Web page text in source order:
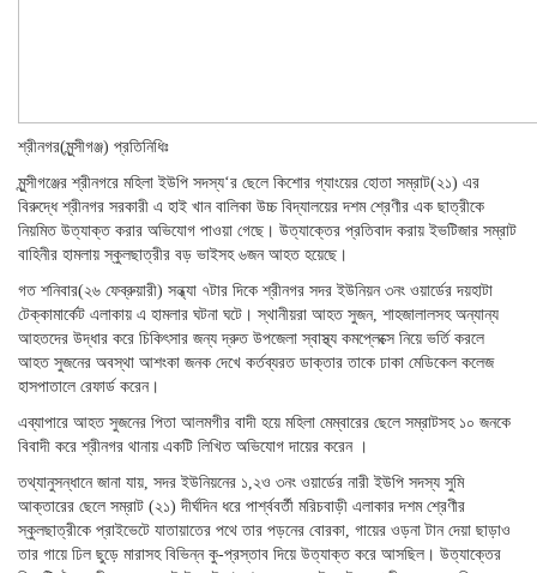
শ্রীনগর(মুন্সীগঞ্জ) প্রতিনিধিঃ
মুন্সীগঞ্জের শ্রীনগরে মহিলা ইউপি সদস্য‘র ছেলে কিশোর গ্যাংয়ের হোতা সম্রাট(২১) এর
বিরুদ্ধে শ্রীনগর সরকারী এ হাই খান বালিকা উচ্চ বিদ্যালয়ের দশম শ্রেণীর এক ছাত্রীকে
নিয়মিত উত্যাক্ত করার অভিযোগ পাওয়া গেছে। উত্যাক্তের প্রতিবাদ করায় ইভটিজার সম্রাট
বাহিনীর হামলায় স্কুলছাত্রীর বড় ভাইসহ ৬জন আহত হয়েছে।
গত শনিবার(২৬ ফেব্রুয়ারী) সন্ধ্যা ৭টার দিকে শ্রীনগর সদর ইউনিয়ন ৩নং ওয়ার্ডের দয়হাটা
টেক্কামার্কেট এলাকায় এ হামলার ঘটনা ঘটে। স্থানীয়রা আহত সুজন, শাহজালালসহ অন্যান্য
আহতদের উদ্ধার করে চিকিৎসার জন্য দ্রুত উপজেলা স্বাস্থ্য কমপ্লেক্সে নিয়ে ভর্তি করলে
আহত সুজনের অবস্থা আশংকা জনক দেখে কর্তব্যরত ডাক্তার তাকে ঢাকা মেডিকেল কলেজ
হাসপাতালে রেফার্ড করেন।
এব্যাপারে আহত সুজনের পিতা আলমগীর বাদী হয়ে মহিলা মেম্বারের ছেলে সম্রাটসহ ১০ জনকে
বিবাদী করে শ্রীনগর থানায় একটি লিখিত অভিযোগ দায়ের করেন ।
তথ্যানুসন্ধানে জানা যায়, সদর ইউনিয়নের ১,২ও ৩নং ওয়ার্ডের নারী ইউপি সদস্য সুমি
আক্তারের ছেলে সম্রাট (২১) দীর্ঘদিন ধরে পার্শ্ববর্তী মরিচবাড়ী এলাকার দশম শ্রেণীর
স্কুলছাত্রীকে প্রাইভেটে যাতায়াতের পথে তার পড়নের বোরকা, গায়ের ওড়না টান দেয়া ছাড়াও
তার গায়ে ঢিল ছুড়ে মারাসহ বিভিন্ন কু-প্রস্তাব দিয়ে উত্যাক্ত করে আসছিল। উত্যাক্তের